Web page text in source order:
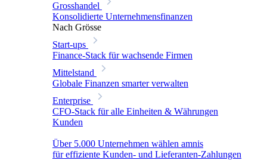
Grosshandel
Konsolidierte Unternehmensfinanzen
Nach Grösse
Start-ups
Finance-Stack für wachsende Firmen
Mittelstand
Globale Finanzen smarter verwalten
Enterprise
CFO-Stack für alle Einheiten & Währungen
Kunden
Über 5.000 Unternehmen wählen amnis
für effiziente Kunden- und Lieferanten-Zahlungen